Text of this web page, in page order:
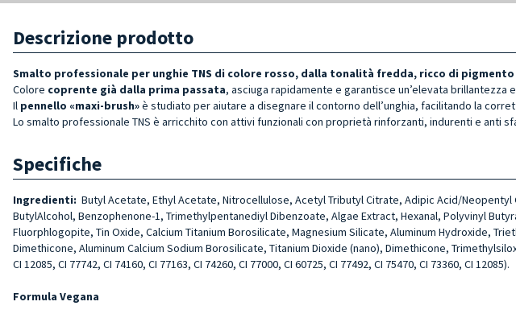
Descrizione prodotto
Smalto professionale per unghie TNS di colore rosso, dalla tonalità fredda, ricco di
Colore coprente già dalla prima passata, asciuga rapidamente e garantisce un’elevata brillantezza
Il pennello «maxi-brush»è studiato per aiutare a disegnare il contorno dell’unghia, facilitando la
Lo smalto professionale TNS è arricchito con attivi funzionali con proprietà rinforzanti, indurenti e anti
Specifiche
Ingredienti: Butyl Acetate, Ethyl Acetate, Nitrocellulose, Acetyl Tributyl Citrate, Adipic Acid/
ButylAlcohol, Benzophenone-1, Trimethylpentanediyl Dibenzoate, Algae Extract, Hexanal, Polyvinyl
Fluorphlogopite, Tin Oxide, Calcium Titanium Borosilicate, Magnesium Silicate, Aluminum Hydroxide,
Dimethicone, Aluminum Calcium Sodium Borosilicate, Titanium Dioxide (nano), Dimethicone,
CI 12085, CI 77742, CI 74160, CI 77163, CI 74260, CI 77000, CI 60725, CI 77492, CI 75470, CI 73360, CI 12085).
Formula Vegana